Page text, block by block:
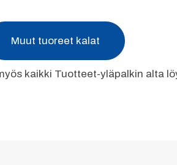
Muut tuoreet kalat
kaikki Tuotteet-yläpalkin alta